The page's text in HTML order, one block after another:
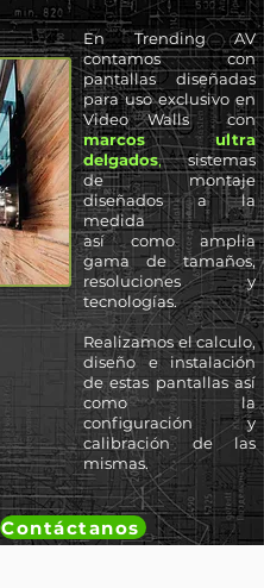
En Trending AV
contamos con
pantallas diseñadas
para uso exclusivo en
Video Walls con
marcos ultra
delgados,sistemas
de montaje
diseñados a la
medida
asícomo amplia
gama de tamaños,
resoluciones y
tecnologías.
Realizamos el calculo,
diseño e instalación
de estas pantallas así
como la
configuración y
calibración de las
mismas.
Contáctanos